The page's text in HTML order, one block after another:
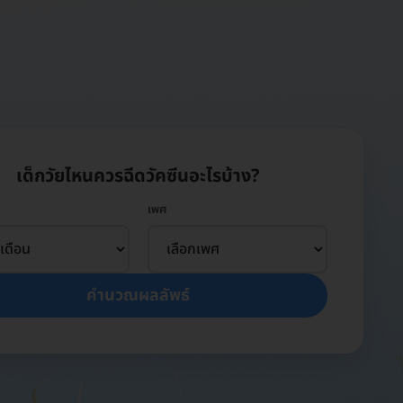
เด็กวัยไหนควรฉีดวัคซีนอะไรบ้าง?
เพศ
คำนวณผลลัพธ์